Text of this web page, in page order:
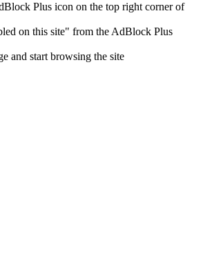
Plus icon on the top right corner of
on this site" from the AdBlock Plus
and start browsing the site